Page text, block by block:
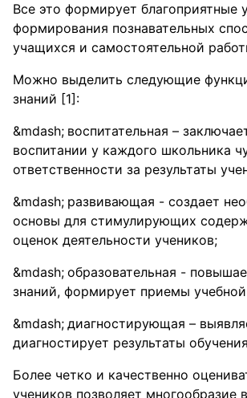
Все это формирует благоприятные
формирования познавательных
учащихся и самостоятельной
Можно выделить следующие
знаний [1]:
воспитательная –
воспитании у каждого школьника
ответственности за результаты
развивающая - создает
основы для стимулирующих
оценок деятельности учеников;
образовательная -
знаний, формирует приемы
диагностирующая –
диагностирует результаты
Более четко и качественно
учеников позволяет многообразие